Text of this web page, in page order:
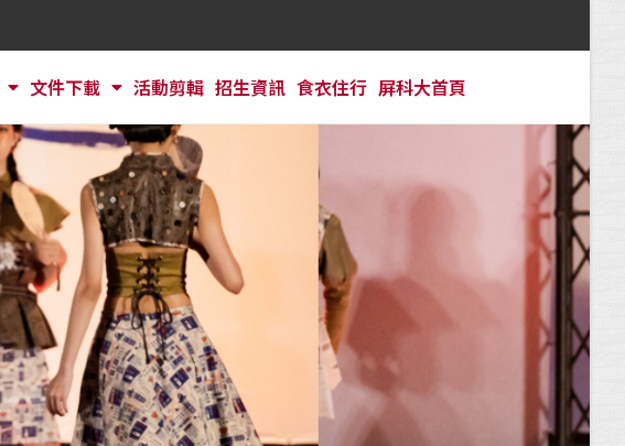
文件下載 活動剪輯 招生資訊 食衣住行 屏科大首頁